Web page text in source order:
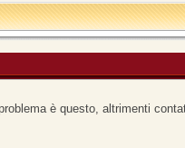
è questo, altrimenti